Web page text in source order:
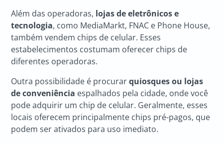
Além das operadoras, lojas de eletrônicos e
tecnologia, como MediaMarkt, FNAC e Phone House,
também vendem chips de celular. Esses
estabelecimentos costumam oferecer chips de
diferentes operadoras.
Outra possibilidade é procurarquiosques ou lojas
de conveniência espalhados pela cidade, onde você
pode adquirir um chip de celular. Geralmente, esses
locais oferecem principalmente chips pré-pagos, que
podem ser ativados para uso imediato.